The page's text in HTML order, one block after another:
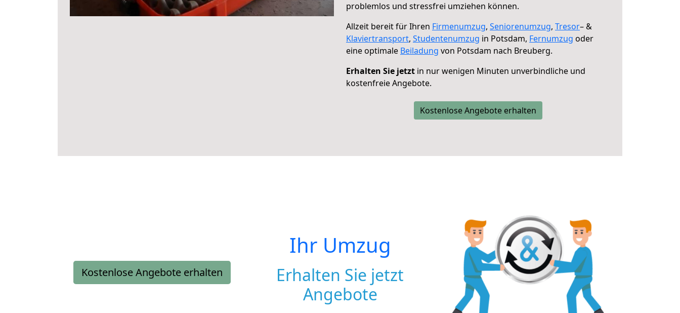
problemlos und stressfrei umziehen können.
Allzeit bereit für Ihren Firmenumzug, Seniorenumzug, Tresor– &
Klaviertransport, Studentenumzug in Potsdam, Fernumzug oder
eine optimale Beiladung von Potsdam nach Breuberg.
Erhalten Sie jetzt in nur wenigen Minuten unverbindliche und
kostenfreie Angebote.
Kostenlose Angebote erhalten
Kostenlose Angebote erhalten
Ihr Umzug
Erhalten Sie jetzt
Angebote